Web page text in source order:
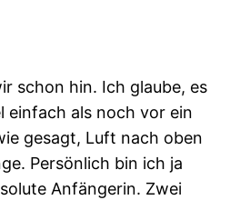
schon hin. Ich glaube, es
einfach als noch vor ein
gesagt, Luft nach oben
Persönlich bin ich ja
Anfängerin. Zwei